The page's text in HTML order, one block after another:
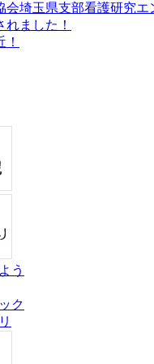
会埼玉県支部看護研究エ
ました！